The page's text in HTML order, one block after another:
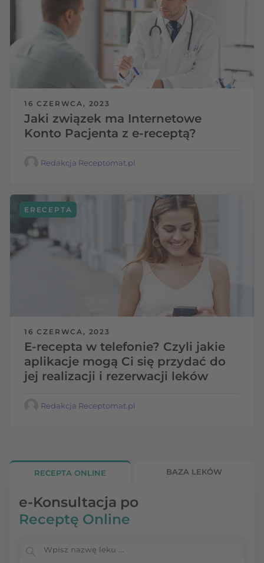
16 CZERWCA, 2023
Jaki związek ma Internetowe
Konto Pacjenta z e-receptą?
Redakcja Receptomat.pl
16 CZERWCA, 2023
E-recepta w telefonie? Czyli jakie
aplikacje mogą Ci się przydać do
jej realizacji i rezerwacji leków
ERECEPTA
Redakcja Receptomat.pl
RECEPTA ONLINE BAZA LEKÓW
e-Konsultacja po
Receptę Online
Wpisz nazwę leku